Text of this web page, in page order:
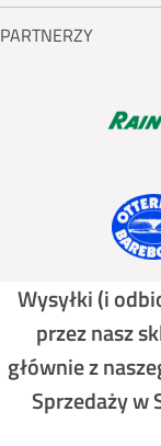
PARTNERZY
Wysyłki (i
przez nasz
głównie z
Sprzedaży w